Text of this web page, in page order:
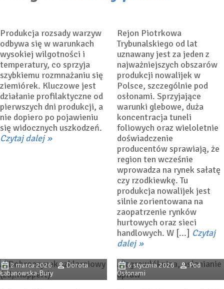
11 marca 2026
Produkcja rozsady warzyw
odbywa się w warunkach
wysokiej wilgotności i
temperatury, co sprzyja
szybkiemu rozmnażaniu się
ziemiórek. Kluczowe jest
działanie profilaktyczne od
pierwszych dni produkcji, a
nie dopiero po pojawieniu
się widocznych uszkodzeń.
Czytaj dalej
Rejon Piotrkowa
Trybunalskiego od lat
uznawany jest za jeden z
najważniejszych obszarów
produkcji nowalijek w
Polsce, szczególnie pod
osłonami. Sprzyjające
warunki glebowe, duża
koncentracja tuneli
foliowych oraz wieloletnie
doświadczenie
producentów sprawiają, że
region ten wcześnie
wprowadza na rynek sałatę
czy rzodkiewkę. Tu
produkcja nowalijek jest
silnie zorientowana na
zaopatrzenie rynków
hurtowych oraz sieci
handlowych. W [...] Czytaj
dalej
2 marca 2026
Dorota
Łabanowska-Bury
Jak i kiedy prawidłowo
używać agrowłókniny
zimą?
6 stycznia 2026
Pod
Osłonami